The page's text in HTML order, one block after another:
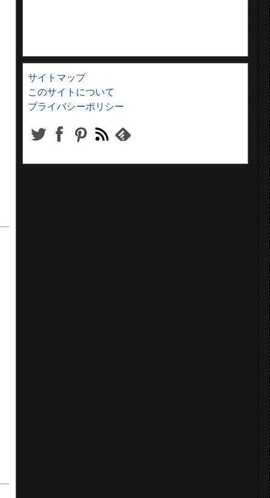
サイトマップ
このサイトについて
プライバシーポリシー